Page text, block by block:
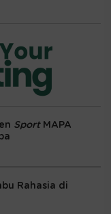
Sport MAPA
Rahasia di